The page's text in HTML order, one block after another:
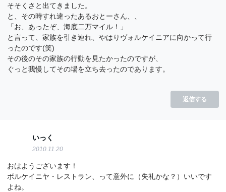
そそくさと出てきました。
と、その時すれ違ったあるおとーさん、、
「お、あったぞ、海底二万マイル！」
と言って、家族を引き連れ、やはりヴォルケイニアに向かって行
ったのです(笑)
その後のその家族の行動を見たかったのですが、
ぐっと我慢してその場を立ち去ったのであります。
返信する
いっく
2010.11.20
おはようございます！
ボルケイニヤ・レストラン、って意外に（失礼かな？）いいです
よね。